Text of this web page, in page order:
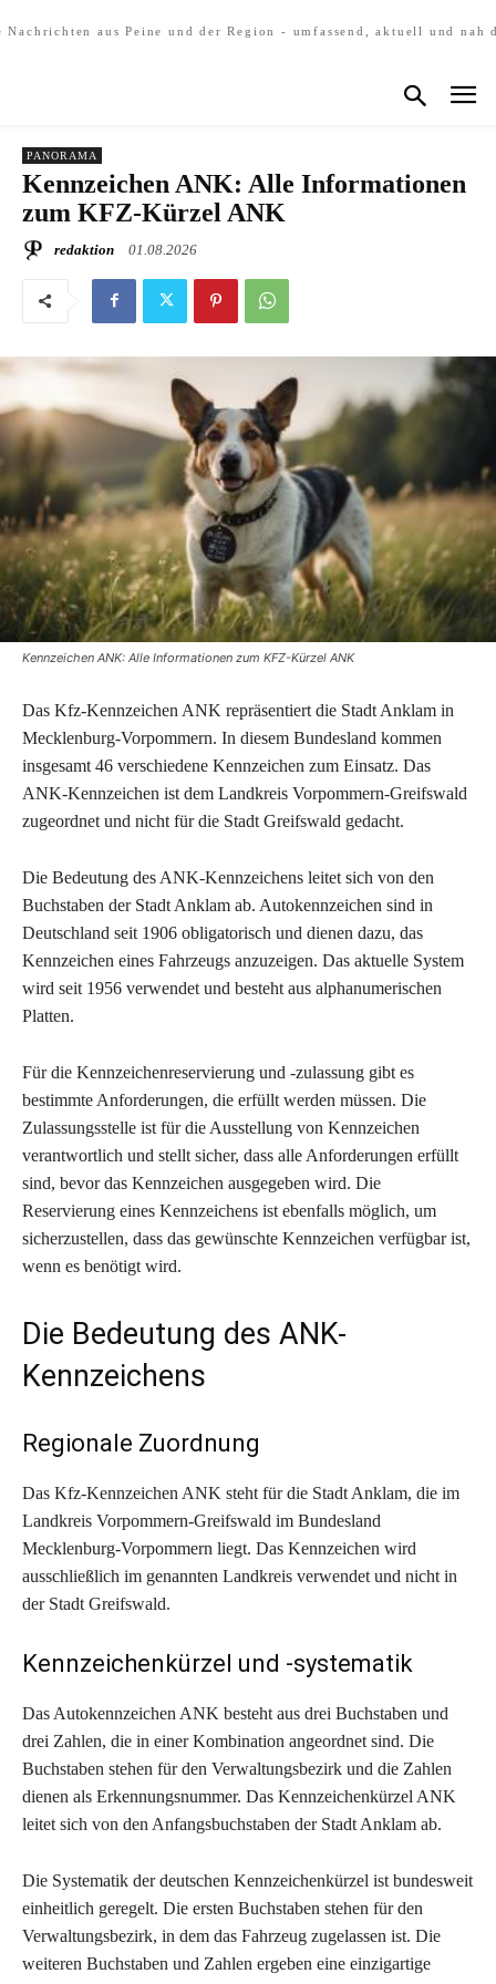
Nachrichten aus Peine und der Region - umfassend, aktuell und nah
PANORAMA
Kennzeichen ANK: Alle Informationen
zum KFZ-Kürzel ANK
redaktion 01.08.2026
Kennzeichen ANK: Alle Informationen zum KFZ-Kürzel ANK
Das Kfz-Kennzeichen ANK repräsentiert die Stadt Anklam in
Mecklenburg-Vorpommern. In diesem Bundesland kommen
insgesamt 46 verschiedene Kennzeichen zum Einsatz. Das
ANK-Kennzeichen ist dem Landkreis Vorpommern-Greifswald
zugeordnet und nicht für die Stadt Greifswald gedacht.
Die Bedeutung des ANK-Kennzeichens leitet sich von den
Buchstaben der Stadt Anklam ab. Autokennzeichen sind in
Deutschland seit 1906 obligatorisch und dienen dazu, das
Kennzeichen eines Fahrzeugs anzuzeigen. Das aktuelle System
wird seit 1956 verwendet und besteht aus alphanumerischen
Platten.
Für die Kennzeichenreservierung und -zulassung gibt es
bestimmte Anforderungen, die erfüllt werden müssen. Die
Zulassungsstelle ist für die Ausstellung von Kennzeichen
verantwortlich und stellt sicher, dass alle Anforderungen erfüllt
sind, bevor das Kennzeichen ausgegeben wird. Die
Reservierung eines Kennzeichens ist ebenfalls möglich, um
sicherzustellen, dass das gewünschte Kennzeichen verfügbar ist,
wenn es benötigt wird.
Die Bedeutung des ANK-
Kennzeichens
Regionale Zuordnung
Das Kfz-Kennzeichen ANK steht für die Stadt Anklam, die im
Landkreis Vorpommern-Greifswald im Bundesland
Mecklenburg-Vorpommern liegt. Das Kennzeichen wird
ausschließlich im genannten Landkreis verwendet und nicht in
der Stadt Greifswald.
Kennzeichenkürzel und -systematik
Das Autokennzeichen ANK besteht aus drei Buchstaben und
drei Zahlen, die in einer Kombination angeordnet sind. Die
Buchstaben stehen für den Verwaltungsbezirk und die Zahlen
dienen als Erkennungsnummer. Das Kennzeichenkürzel ANK
leitet sich von den Anfangsbuchstaben der Stadt Anklam ab.
Die Systematik der deutschen Kennzeichenkürzel ist bundesweit
einheitlich geregelt. Die ersten Buchstaben stehen für den
Verwaltungsbezirk, in dem das Fahrzeug zugelassen ist. Die
weiteren Buchstaben und Zahlen ergeben eine einzigartige